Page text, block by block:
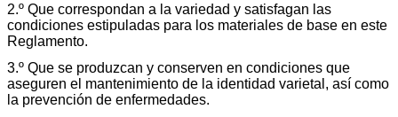
2.º Que correspondan a la variedad y satisfagan las
condiciones estipuladas para los materiales de base en este
Reglamento.
3.º Que se produzcan y conserven en condiciones que
aseguren el mantenimiento de la identidad varietal, así como
la prevención de enfermedades.